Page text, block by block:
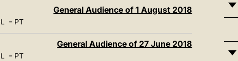
General Audience of 1 August 2018
- PT
General Audience of 27 June 2018
- PT